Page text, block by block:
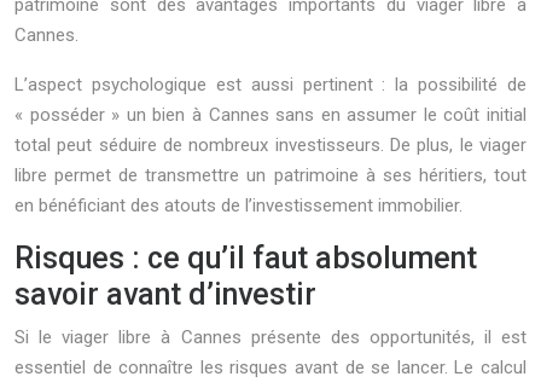
patrimoine sont des avantages importants du viager libre à
Cannes.
L’aspect psychologique est aussi pertinent : la possibilité de
« posséder » un bien à Cannes sans en assumer le coût initial
total peut séduire de nombreux investisseurs. De plus, le viager
libre permet de transmettre un patrimoine à ses héritiers, tout
en bénéficiant des atouts de l’investissement immobilier.
Risques : ce qu’il faut absolument
savoir avant d’investir
Si le viager libre à Cannes présente des opportunités, il est
essentiel de connaître les risques avant de se lancer. Le calcul